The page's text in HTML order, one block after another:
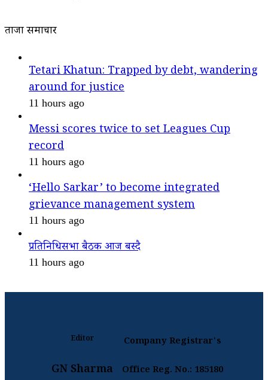
ताजा समाचार
Tetari Khatun: Trapped by debt, wandering
around for justice
11 hours ago
Messi scores twice to set Leagues Cup
record
11 hours ago
‘Hello Sarkar’ to become integrated
grievance management system
11 hours ago
प्रतिनिधिसभा बैठक आज बस्दै
11 hours ago
Editor
GN Sharma
Company Registrar's
Office Reg. No.: 185180